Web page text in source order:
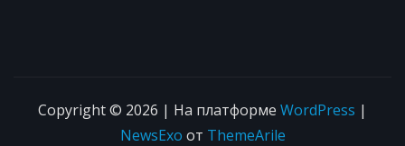
Copyright © 2026 | На платформе WordPress |
NewsExo от ThemeArile